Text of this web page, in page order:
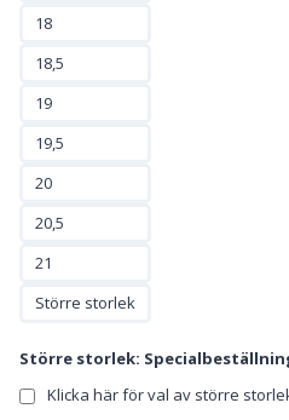
18
18,5
19
19,5
20
20,5
21
Större storlek
Större storlek:
Klicka här för val av större